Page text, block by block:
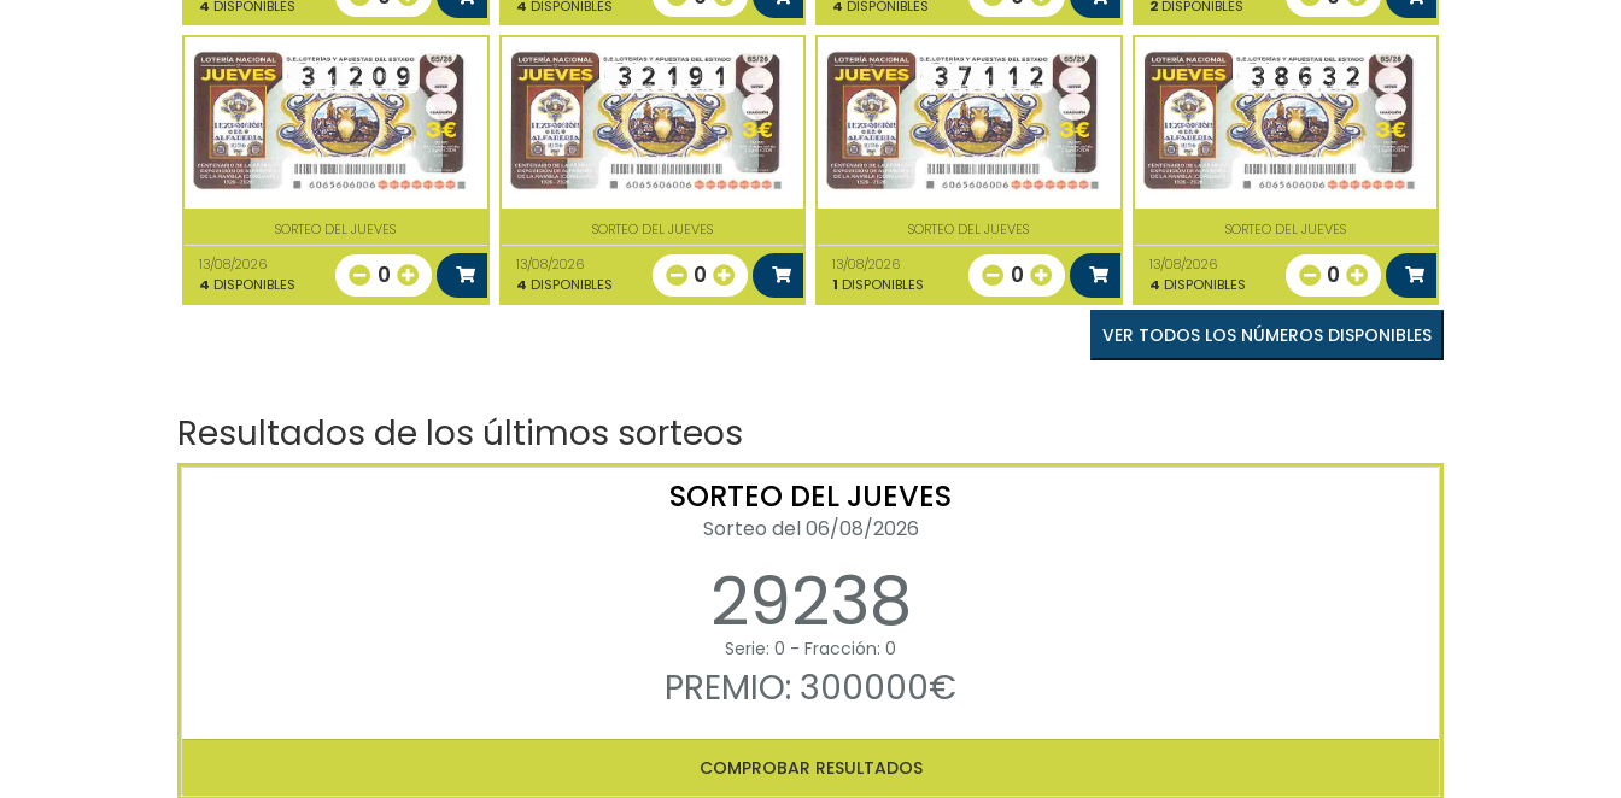
4 DISPONIBLES
4 DISPONIBLES
4 DISPONIBLES
2DISPONIBLES
SORTEO DEL JUEVES
13/08/2026
4 DISPONIBLES 0
SORTEO DEL JUEVES
13/08/2026
4 DISPONIBLES 0
SORTEO DEL JUEVES
13/08/2026
1 DISPONIBLES 0
SORTEO DEL JUEVES
13/08/2026
4 DISPONIBLES 0
VER TODOS LOS NÚMEROS DISPONIBLES
Resultados de los últimos sorteos
SORTEO DEL JUEVES
Sorteo del 06/08/2026
29238
Serie: 0 - Fracción: 0
PREMIO: 300000€
COMPROBAR RESULTADOS